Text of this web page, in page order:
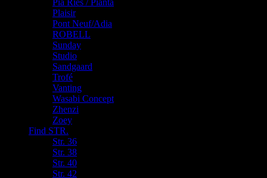
Pia Ries / Pianta
Plaisir
Pont Neuf/Adia
ROBELL
Sunday
Studio
Sandgaard
Trofé
Vanting
Wasabi Concept
Zhenzi
Zoey
Find STR.
Str. 36
Str. 38
Str. 40
Str. 42